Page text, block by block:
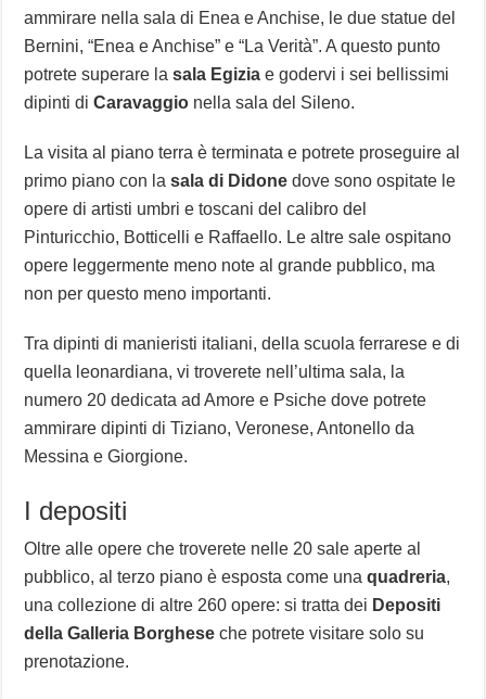
ammirare nella sala di Enea e Anchise, le due statue del
Bernini, “Enea e Anchise” e “La Verità”. A questo punto
potrete superare lasala Egizia e godervi i sei bellissimi
dipinti diCaravaggio nella sala del Sileno.
La visita al piano terra è terminata e potrete proseguire al
primo piano con lasala di Didone dove sono ospitate le
opere di artisti umbri e toscani del calibro del
Pinturicchio, Botticelli e Raffaello. Le altre sale ospitano
opere leggermente meno note al grande pubblico, ma
non per questo meno importanti.
Tra dipinti di manieristi italiani, della scuola ferrarese e di
quella leonardiana, vi troverete nell’ultima sala, la
numero 20 dedicata ad Amore e Psiche dove potrete
ammirare dipinti di Tiziano, Veronese, Antonello da
Messina e Giorgione.
I depositi
Oltre alle opere che troverete nelle 20 sale aperte al
pubblico, al terzo piano è esposta come unaquadreria,
una collezione di altre 260 opere: si tratta dei Depositi
della Galleria Borghese che potrete visitare solo su
prenotazione.